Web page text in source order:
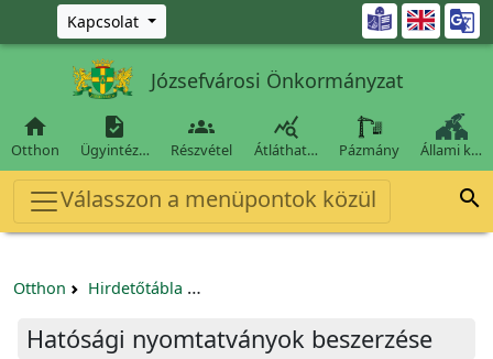
Ugrás a fő tartalomra
Kapcsolat 
Józsefvárosi Önkormányzat

Otthon

Ügyintéz…

Részvétel

Átláthat… Pázmány Állami k…
Válasszon a menüpontok közül 
Otthon Hirdetőtábla
Hatósági nyomtatványok beszerzése